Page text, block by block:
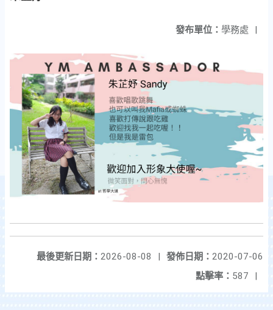
發布單位： 學務處 |
發佈日期： 2020-07-06
最後更新日期： 2026-08-08
|
點擊率： 587 |